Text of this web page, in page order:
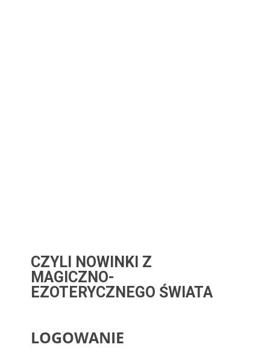
CZYLI NOWINKI Z
MAGICZNO-
EZOTERYCZNEGO ŚWIATA
LOGOWANIE